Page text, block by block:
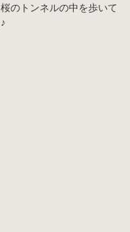
のトンネルの中を歩いて